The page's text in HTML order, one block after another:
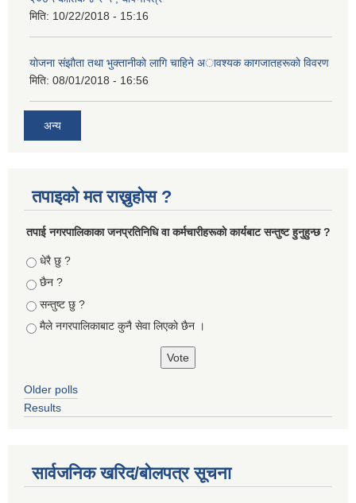
मिति: 10/22/2018 - 15:16
याेजना संझाैता तथा भुक्तानीकाे लागि चाहिने अावश्यक कागजातहरूकाे विवरण
मिति: 08/01/2018 - 16:56
अन्य
तपाइको मत राख्नुहोस ?
तपा‌ई नगरपालिकाका जनप्रतिनिधि वा कर्मचारीहरूकाे कार्यबाट सन्तुष्ट हुनुहुन्छ ?
Choices
धेरै छु ?
छैन ?
सन्तुष्ट छु ?
मैले नगरपालिकाबाट कुनै सेवा लिएकाे छैन ।
Older polls
Results
सार्वजनिक खरिद/बोलपत्र सूचना